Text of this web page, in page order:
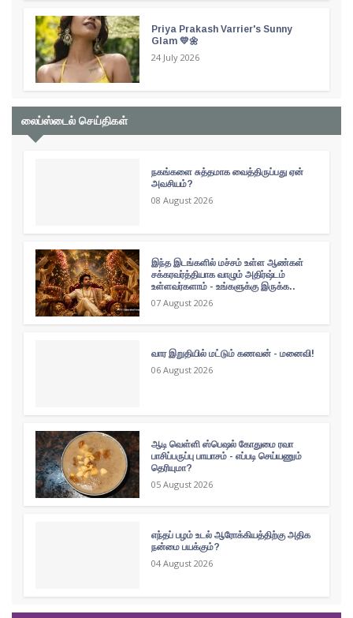
Priya Prakash Varrier's Sunny
Glam 💛🌼
24 July 2026
லைப்ஸ்டைல் செய்திகள்
நகங்களை சுத்தமாக வைத்திருப்பது ஏன்
அவசியம்?
08 August 2026
இந்த இடங்களில் மச்சம் உள்ள ஆண்கள்
சக்கரவர்த்தியாக வாழும் அதிர்ஷ்டம்
உள்ளவர்களாம் - உங்களுக்கு இருக்க..
07 August 2026
வார இறுதியில் மட்டும் கணவன் - மனைவி!
06 August 2026
ஆடி வெள்ளி ஸ்பெஷல் கோதுமை ரவா
பாசிப்பருப்பு பாயாசம் - எப்படி செய்யணும்
தெரியுமா?
05 August 2026
எந்தப் பழம் உடல் ஆரோக்கியத்திற்கு அதிக
நன்மை பயக்கும்?
04 August 2026